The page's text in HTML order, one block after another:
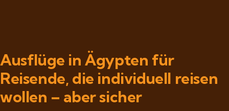
Ausflüge in Ägypten für
Reisende, die individuell reisen
wollen – aber sicher